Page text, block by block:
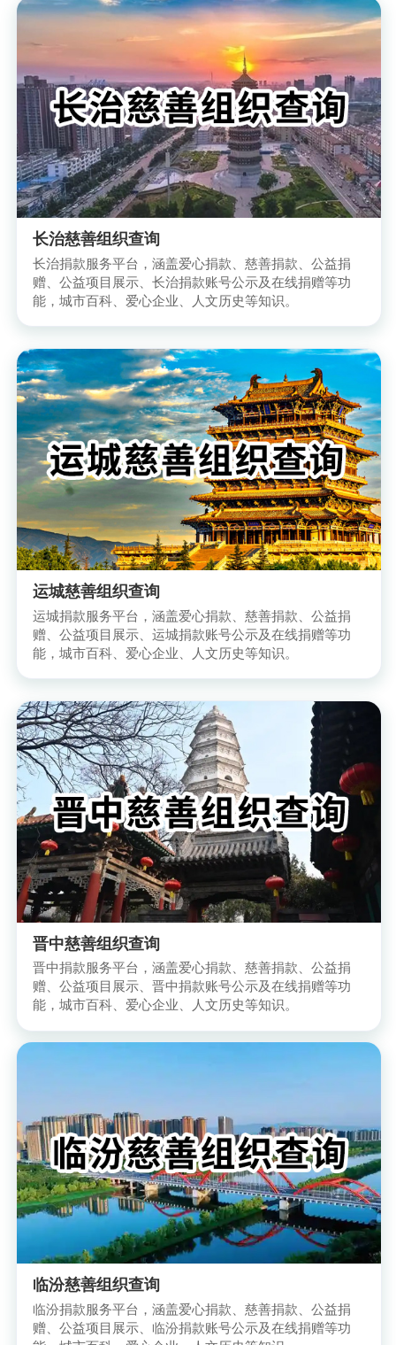
长治慈善组织查询
长治捐款服务平台，涵盖爱心捐款、慈善捐款、公益捐
赠、公益项目展示、长治捐款账号公示及在线捐赠等功
能，城市百科、爱心企业、人文历史等知识。
运城慈善组织查询
运城捐款服务平台，涵盖爱心捐款、慈善捐款、公益捐
赠、公益项目展示、运城捐款账号公示及在线捐赠等功
能，城市百科、爱心企业、人文历史等知识。
晋中慈善组织查询
晋中捐款服务平台，涵盖爱心捐款、慈善捐款、公益捐
赠、公益项目展示、晋中捐款账号公示及在线捐赠等功
能，城市百科、爱心企业、人文历史等知识。
临汾慈善组织查询
临汾捐款服务平台，涵盖爱心捐款、慈善捐款、公益捐
赠、公益项目展示、临汾捐款账号公示及在线捐赠等功